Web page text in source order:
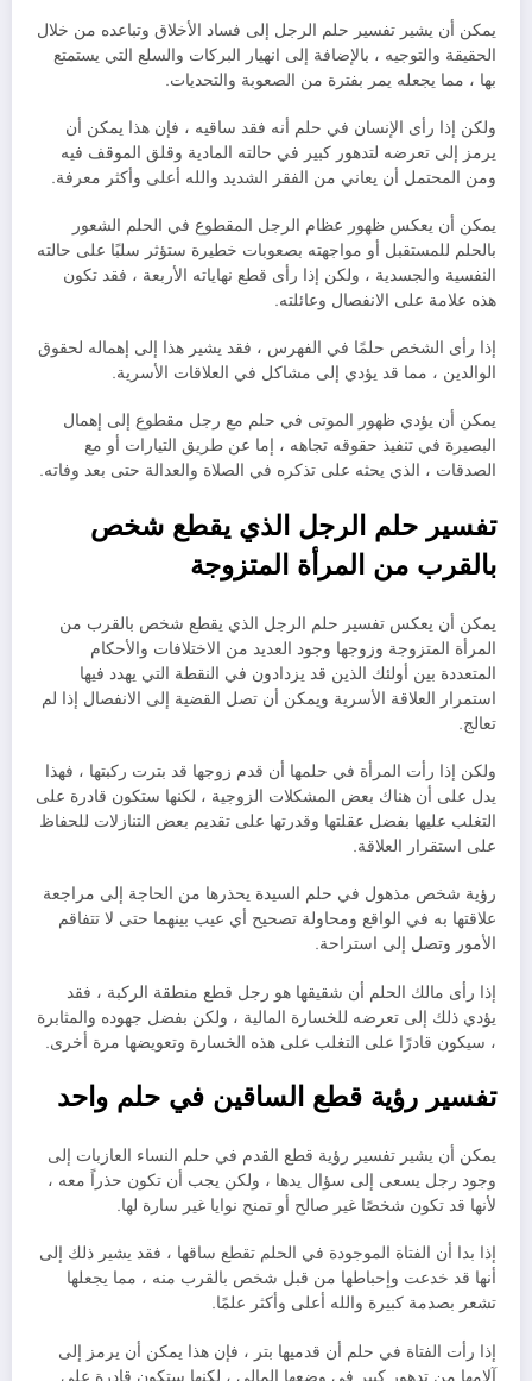
يمكن أن يشير تفسير حلم الرجل إلى فساد الأخلاق وتباعده من خلال
الحقيقة والتوجيه ، بالإضافة إلى انهيار البركات والسلع التي يستمتع
بها ، مما يجعله يمر بفترة من الصعوبة والتحديات.
ولكن إذا رأى الإنسان في حلم أنه فقد ساقيه ، فإن هذا يمكن أن
يرمز إلى تعرضه لتدهور كبير في حالته المادية وقلق الموقف فيه
ومن المحتمل أن يعاني من الفقر الشديد والله أعلى وأكثر معرفة.
يمكن أن يعكس ظهور عظام الرجل المقطوع في الحلم الشعور
بالحلم للمستقبل أو مواجهته بصعوبات خطيرة ستؤثر سلبًا على حالته
النفسية والجسدية ، ولكن إذا رأى قطع نهاياته الأربعة ، فقد تكون
هذه علامة على الانفصال وعائلته.
إذا رأى الشخص حلمًا في الفهرس ، فقد يشير هذا إلى إهماله لحقوق
الوالدين ، مما قد يؤدي إلى مشاكل في العلاقات الأسرية.
يمكن أن يؤدي ظهور الموتى في حلم مع رجل مقطوع إلى إهمال
البصيرة في تنفيذ حقوقه تجاهه ، إما عن طريق التيارات أو مع
الصدقات ، الذي يحثه على تذكره في الصلاة والعدالة حتى بعد وفاته.
تفسير حلم الرجل الذي يقطع شخص
بالقرب من المرأة المتزوجة
يمكن أن يعكس تفسير حلم الرجل الذي يقطع شخص بالقرب من
المرأة المتزوجة وزوجها وجود العديد من الاختلافات والأحكام
المتعددة بين أولئك الذين قد يزدادون في النقطة التي يهدد فيها
استمرار العلاقة الأسرية ويمكن أن تصل القضية إلى الانفصال إذا لم
تعالج.
ولكن إذا رأت المرأة في حلمها أن قدم زوجها قد بترت ركبتها ، فهذا
يدل على أن هناك بعض المشكلات الزوجية ، لكنها ستكون قادرة على
التغلب عليها بفضل عقلتها وقدرتها على تقديم بعض التنازلات للحفاظ
على استقرار العلاقة.
رؤية شخص مذهول في حلم السيدة يحذرها من الحاجة إلى مراجعة
علاقتها به في الواقع ومحاولة تصحيح أي عيب بينهما حتى لا تتفاقم
الأمور وتصل إلى استراحة.
إذا رأى مالك الحلم أن شقيقها هو رجل قطع منطقة الركبة ، فقد
يؤدي ذلك إلى تعرضه للخسارة المالية ، ولكن بفضل جهوده والمثابرة
، سيكون قادرًا على التغلب على هذه الخسارة وتعويضها مرة أخرى.
تفسير رؤية قطع الساقين في حلم واحد
يمكن أن يشير تفسير رؤية قطع القدم في حلم النساء العازبات إلى
وجود رجل يسعى إلى سؤال يدها ، ولكن يجب أن تكون حذراً معه ،
لأنها قد تكون شخصًا غير صالح أو تمنح نوايا غير سارة لها.
إذا بدا أن الفتاة الموجودة في الحلم تقطع ساقها ، فقد يشير ذلك إلى
أنها قد خدعت وإحباطها من قبل شخص بالقرب منه ، مما يجعلها
تشعر بصدمة كبيرة والله أعلى وأكثر علمًا.
إذا رأت الفتاة في حلم أن قدميها بتر ، فإن هذا يمكن أن يرمز إلى
آلامها من تدهور كبير في وضعها المالي ، لكنها ستكون قادرة على